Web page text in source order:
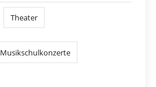
Theater
Musikschulkonzerte